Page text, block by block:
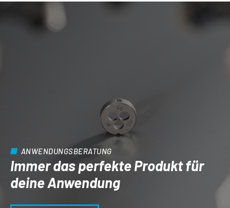
ANWENDUNGSBERATUNG
Immer das perfekte Produkt für
deine Anwendung